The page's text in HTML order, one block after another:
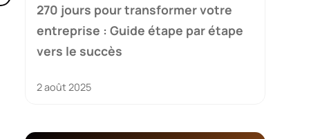
270 jours pour transformer votre
entreprise : Guide étape par étape
vers le succès
2 août 2025